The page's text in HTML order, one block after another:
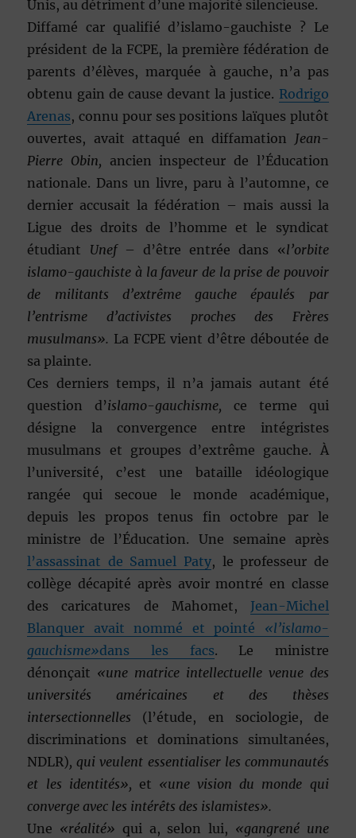
Unis, au détriment d’une majorité silencieuse.
Diffamé car qualifié d’islamo-gauchiste ? Le
président de la FCPE, la première fédération de
parents d’élèves, marquée à gauche, n’a pas
obtenu gain de cause devant la justice. Rodrigo
Arenas, connu pour ses positions laïques plutôt
ouvertes, avait attaqué en diffamation Jean-
Pierre Obin, ancien inspecteur de l’Éducation
nationale. Dans un livre, paru à l’automne, ce
dernier accusait la fédération – mais aussi la
Ligue des droits de l’homme et le syndicat
étudiant Unef– d’être entrée dans «l’orbite
islamo-gauchiste à la faveur de la prise de pouvoir
de militants d’extrême gauche épaulés par
l’entrisme d’activistes proches des Frères
musulmans». La FCPE vient d’être déboutée de
sa plainte.
Ces derniers temps, il n’a jamais autant été
question d’islamo-gauchisme, ce terme qui
désigne la convergence entre intégristes
musulmans et groupes d’extrême gauche. À
l’université, c’est une bataille idéologique
rangée qui secoue le monde académique,
depuis les propos tenus fin octobre par le
ministre de l’Éducation. Une semaine après
l’assassinat de Samuel Paty, le professeur de
collège décapité après avoir montré en classe
des caricatures de Mahomet, Jean-Michel
Blanquer avait nommé et pointé «l’islamo-
gauchisme»dans les facs. Le ministre
dénonçait «une matrice intellectuelle venue des
universités américaines et des thèses
intersectionnelles (l’étude, en sociologie, de
discriminations et dominations simultanées,
NDLR), qui veulent essentialiser les communautés
et les identités», et «une vision du monde qui
converge avec les intérêts des islamistes».
Une «réalité» qui a, selon lui, «gangrené une